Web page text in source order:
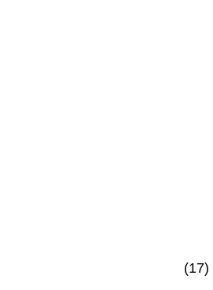
(17)